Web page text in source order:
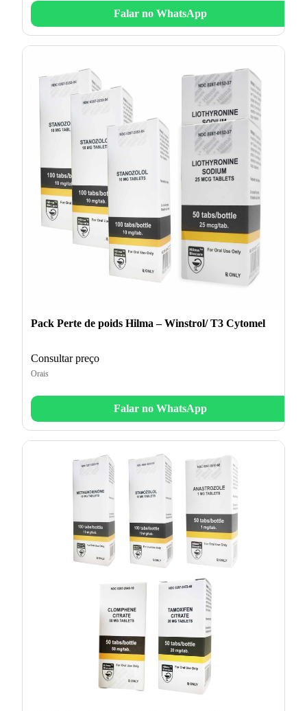
Falar no WhatsApp
Pack Perte de poids Hilma – Winstrol/ T3 Cytomel
Consultar preço
Orais
Falar no WhatsApp